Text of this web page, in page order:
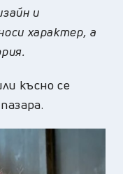
и
характер, а
късно се